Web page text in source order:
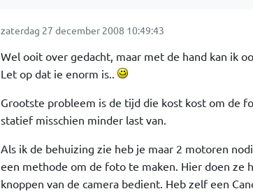
zaterdag 27 december 2008 10:49:43
Wel ooit over gedacht, maar met de hand kan ik
Let op dat ie enorm is..
Grootste probleem is de tijd die kost kost om de
statief misschien minder last van.
Als ik de behuizing zie heb je maar 2 motoren
een methode om de foto te maken. Hier doen ze
knoppen van de camera bedient. Heb zelf een